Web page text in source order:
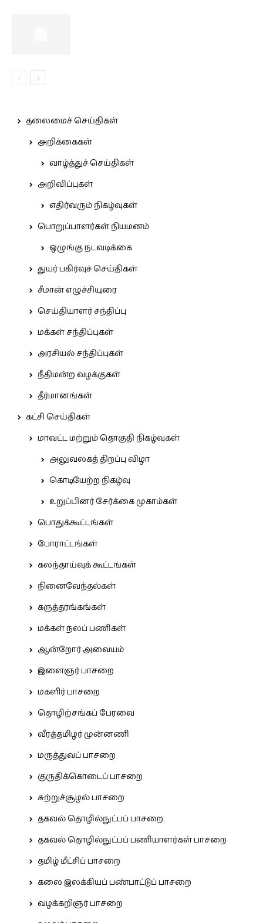
தலைமைச் செய்திகள்
அறிக்கைகள்
வாழ்த்துச் செய்திகள்
அறிவிப்புகள்
எதிர்வரும் நிகழ்வுகள்
பொறுப்பாளர்கள் நியமனம்
ஒழுங்கு நடவடிக்கை
துயர் பகிர்வுச் செய்திகள்
சீமான் எழுச்சியுரை
செய்தியாளர் சந்திப்பு
மக்கள் சந்திப்புகள்
அரசியல் சந்திப்புகள்
நீதிமன்ற வழக்குகள்
தீர்மானங்கள்
கட்சி செய்திகள்
மாவட்ட மற்றும் தொகுதி நிகழ்வுகள்
அலுவலகத் திறப்பு விழா
கொடியேற்ற நிகழ்வு
உறுப்பினர் சேர்க்கை முகாம்கள்
பொதுக்கூட்டங்கள்
போராட்டங்கள்
கலந்தாய்வுக் கூட்டங்கள்
நினைவேந்தல்கள்
கருத்தரங்கங்கள்
மக்கள் நலப் பணிகள்
ஆன்றோர் அவையம்
இளைஞர் பாசறை
மகளிர் பாசறை
தொழிற்சங்கப் பேரவை
வீரத்தமிழர் முன்னணி
மருத்துவப் பாசறை
குருதிக்கொடைப் பாசறை
சுற்றுச்சூழல் பாசறை
தகவல் தொழில்நுட்பப் பாசறை.
தகவல் தொழில்நுட்பப் பணியாளர்கள் பாசறை
தமிழ் மீட்சிப் பாசறை
கலை இலக்கியப் பண்பாட்டுப் பாசறை
வழக்கறிஞர் பாசறை